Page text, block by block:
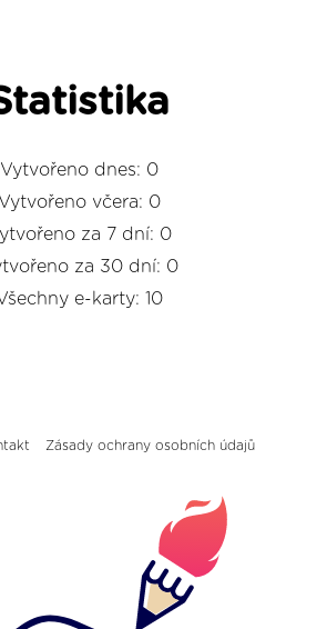
Vytvořeno dnes: 0
Vytvořeno včera: 0
za 7 dní: 0
za 30 dní: 0
e-karty: 10
Zásady ochrany osobních údajů